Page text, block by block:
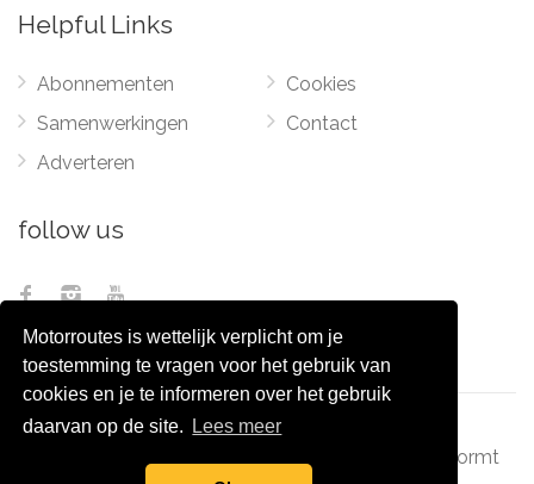
Motorroutes is wettelijk verplicht om je
toestemming te vragen voor het gebruik van
cookies en je te informeren over het gebruik
daarvan op de site.
Lees meer
Helpful Links
Abonnementen
Samenwerkingen
Adverteren
Cookies
Contact
follow us
vormt